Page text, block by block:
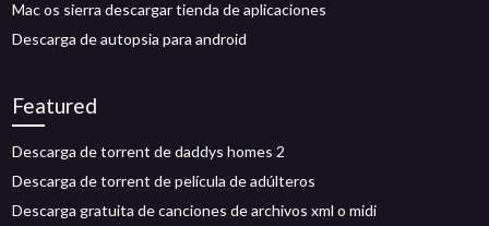
Mac os sierra descargar tienda de aplicaciones
Descarga de autopsia para android
Featured
Descarga de torrent de daddys homes 2
Descarga de torrent de película de adúlteros
Descarga gratuita de canciones de archivos xml o midi